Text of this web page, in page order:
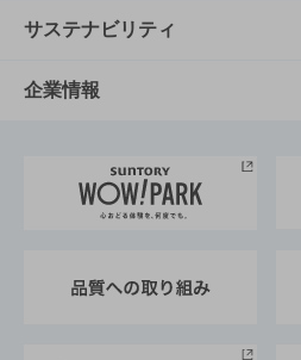
商品発売情報
栄養成分一覧
キャンペーン
工場見学
地域情報
文化・スポーツTOP
サントリーホール
サントリーサンバーズ大阪
サステナビリティ
サステナビリティTOP
サントリーが考えるサステ
企業情報
企業概要